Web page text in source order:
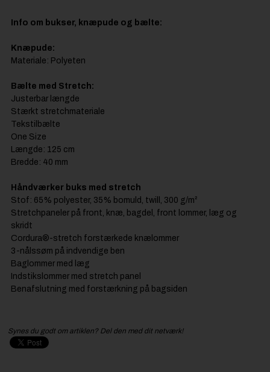
Info om bukser, knæpude og bælte:
Knæpude:
Materiale: Polyeten
Bælte med Stretch:
Justerbar længde
Stærkt stretchmateriale
Tekstilbælte
One Size
Længde: 125 cm
Bredde: 40 mm
Håndværker buks med stretch
Stof: 65% polyester, 35% bomuld, twill, 300 g/m²
Stretchpaneler på front, knæ, bagdel, front lommer, læg og
skridt
Cordura®-stretch forstærkede knælommer
3-nålssøm på indvendige ben
Baglommer med læg
Indstikslommer med stretch panel
Benafslutning med forstærkning på bagsiden
Synes du godt om artiklen? Del den med dit netværk!